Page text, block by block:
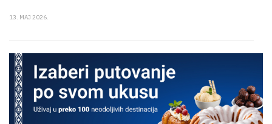
13. MAJ 2026.